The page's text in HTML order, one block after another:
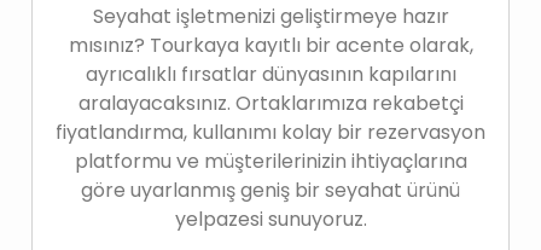
Seyahat işletmenizi geliştirmeye hazır
mısınız? Tourkaya kayıtlı bir acente olarak,
ayrıcalıklı fırsatlar dünyasının kapılarını
aralayacaksınız. Ortaklarımıza rekabetçi
fiyatlandırma, kullanımı kolay bir rezervasyon
platformu ve müşterilerinizin ihtiyaçlarına
göre uyarlanmış geniş bir seyahat ürünü
yelpazesi sunuyoruz.